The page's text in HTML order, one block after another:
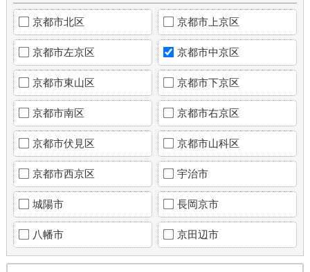
京都市北区 京都市上京区
京都市左京区 京都市中京区
京都市東山区 京都市下京区
京都市南区 京都市右京区
京都市伏見区 京都市山科区
京都市西京区 宇治市
城陽市 長岡京市
八幡市 京田辺市